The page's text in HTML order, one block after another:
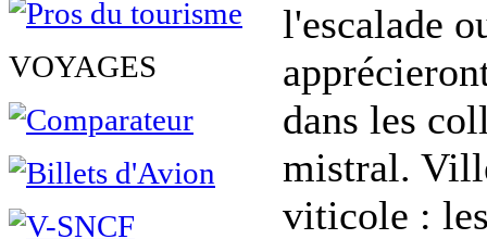
VOYAGES
l'escalade
dans les
mistral.
viticole :